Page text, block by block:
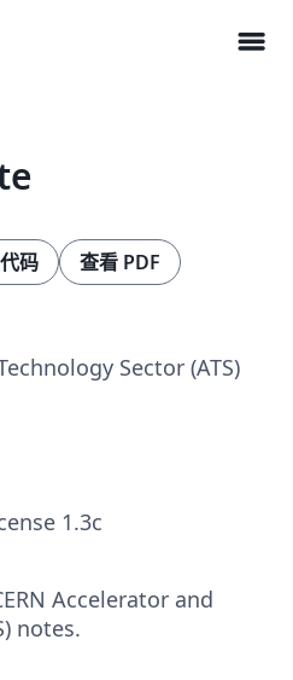
menu
码 查看 PDF
Sector (ATS)
1.3c
Accelerator and
notes.